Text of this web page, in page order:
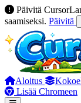
Päivitä
saamiseksi. Päivitä
Aloitus
Lisää Chromeen